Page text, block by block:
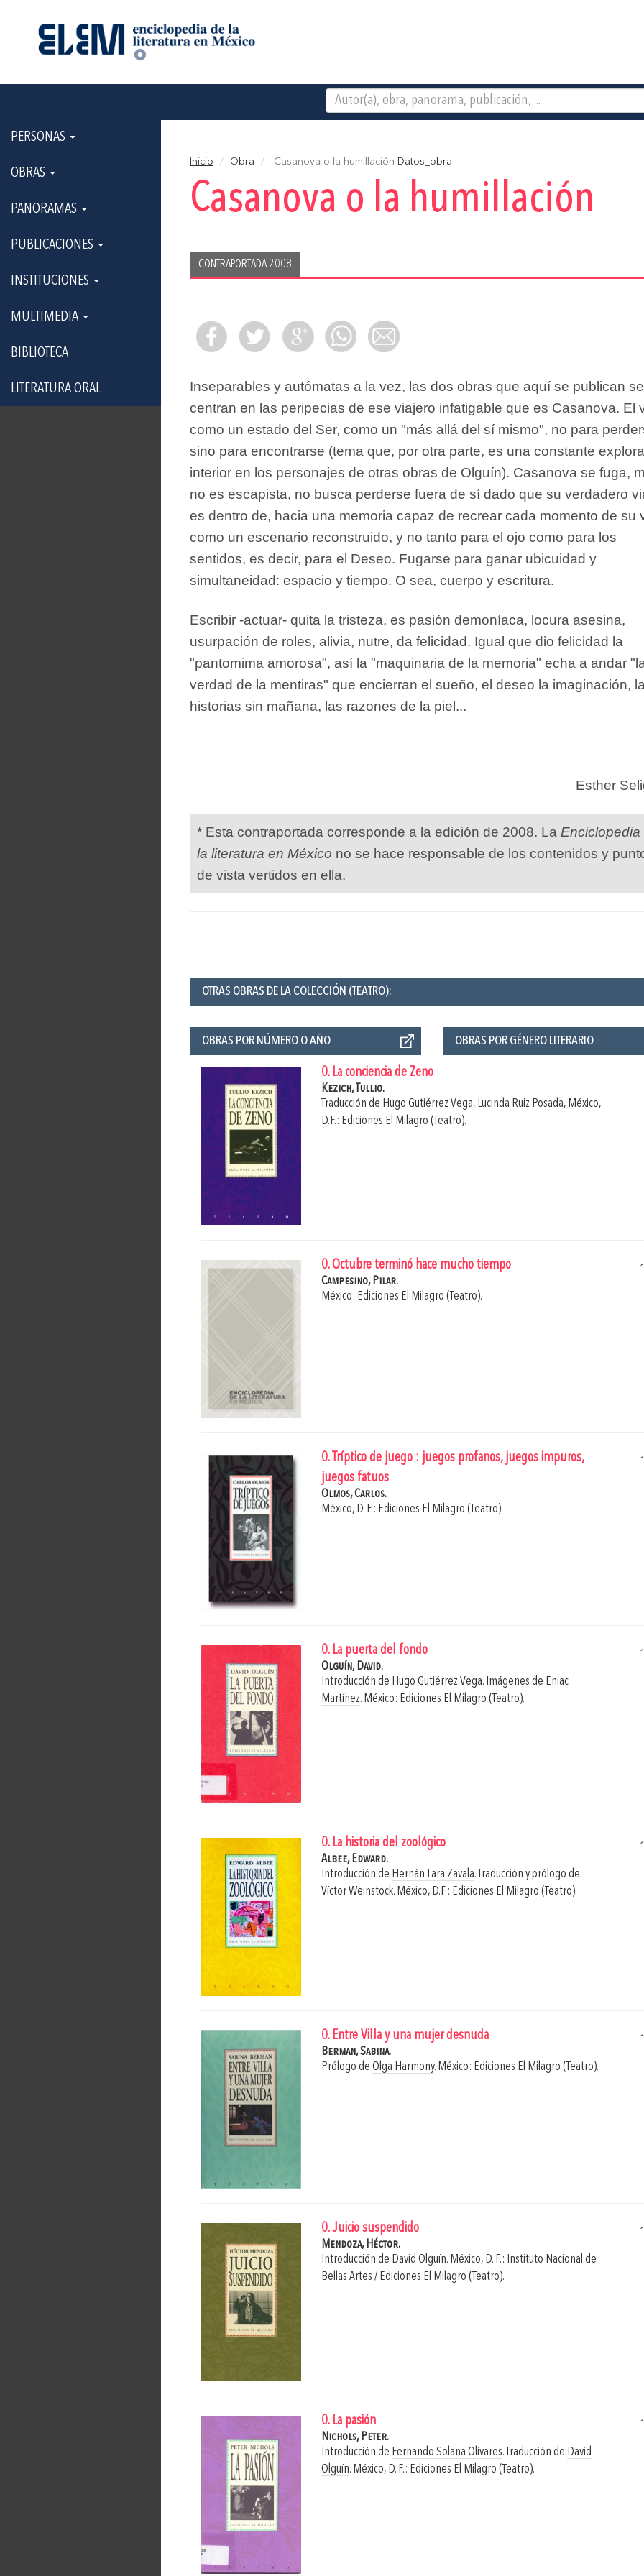
PERSONAS
OBRAS
PANORAMAS
PUBLICACIONES
INSTITUCIONES
MULTIMEDIA
BIBLIOTECA
LITERATURA ORAL
Inicio Obra Casanova o la humillación Datos_obra
Casanova o la humillación
CONTRAPORTADA 2008
Inseparables y autómatas a la vez, las dos obras que aquí se publican se
centran en las peripecias de ese viajero infatigable que es Casanova. El
como un estado del Ser, como un "más allá del sí mismo", no para
sino para encontrarse (tema que, por otra parte, es una constante
interior en los personajes de otras obras de Olguín). Casanova se fuga,
no es escapista, no busca perderse fuera de sí dado que su verdadero
es dentro de, hacia una memoria capaz de recrear cada momento de su
como un escenario reconstruido, y no tanto para el ojo como para los
sentidos, es decir, para el Deseo. Fugarse para ganar ubicuidad y
simultaneidad: espacio y tiempo. O sea, cuerpo y escritura.
Escribir -actuar- quita la tristeza, es pasión demoníaca, locura asesina,
usurpación de roles, alivia, nutre, da felicidad. Igual que dio felicidad la
"pantomima amorosa", así la "maquinaria de la memoria" echa a andar
verdad de la mentiras" que encierran el sueño, el deseo la imaginación,
historias sin mañana, las razones de la piel...
Esther
* Esta contraportada corresponde a la edición de 2008. La Enciclopedia
la literatura en México no se hace responsable de los contenidos y
de vista vertidos en ella.
OTRAS OBRAS DE LA COLECCIÓN (TEATRO):
OBRAS POR NÚMERO O AÑO OBRAS POR GÉNERO LITERARIO
0. La conciencia de Zeno
Kezich, Tullio.
Traducción de Hugo Gutiérrez Vega, Lucinda Ruiz Posada, México,
D.F.: Ediciones El Milagro (Teatro).
0. Octubre terminó hace mucho tiempo
Campesino, Pilar.
México: Ediciones El Milagro (Teatro).
0. Tríptico de juego : juegos profanos, juegos impuros,
juegos fatuos
Olmos, Carlos.
México, D. F.: Ediciones El Milagro (Teatro).
0. La puerta del fondo
Olguín, David.
Introducción de Hugo Gutiérrez Vega. Imágenes de Eniac
Martínez. México: Ediciones El Milagro (Teatro).
0. La historia del zoológico
Albee, Edward.
Introducción de Hernán Lara Zavala. Traducción y prólogo de
Víctor Weinstock. México, D.F.: Ediciones El Milagro (Teatro).
0. Entre Villa y una mujer desnuda
Berman, Sabina.
Prólogo deOlga Harmony. México: Ediciones El Milagro (Teatro).
0. Juicio suspendido
Mendoza, Héctor.
Introducción de David Olguín. México, D. F.: Instituto Nacional de
Bellas Artes / Ediciones El Milagro (Teatro).
0. La pasión
Nichols, Peter.
Introducción de Fernando Solana Olivares. Traducción de David
Olguín. México, D. F.: Ediciones El Milagro (Teatro).